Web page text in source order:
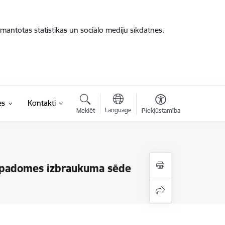
statistikas un sociālo mediju sīkdatnes.
Kontakti
Meklēt Language Piekļūstamība
izbraukuma sēde